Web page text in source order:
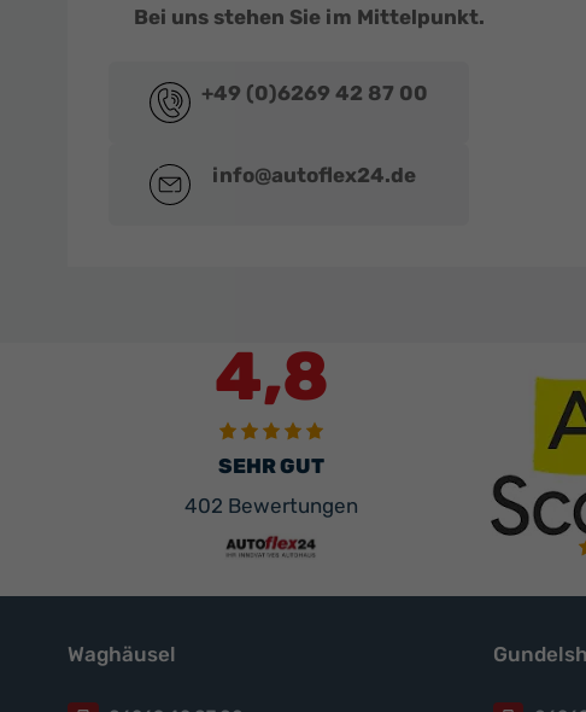
Bei uns stehen Sie im Mittelpunkt.
+49 (0)6269 42 87 00
info@autoflex24.de
4,8
SEHR GUT
402 Bewertungen
Waghäusel